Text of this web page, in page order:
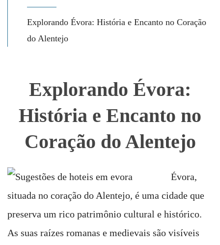
Explorando Évora:
História e Encanto no
Coração do Alentejo
Évora,
situada no coração do Alentejo, é uma cidade que
preserva um rico patrimônio cultural e histórico.
As suas raízes romanas e medievais são visíveis
Explorando Évora: História e Encanto no Coração
do Alentejo